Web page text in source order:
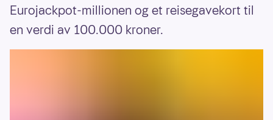
Eurojackpot-millionen og et reisegavekort til
en verdi av 100.000 kroner.